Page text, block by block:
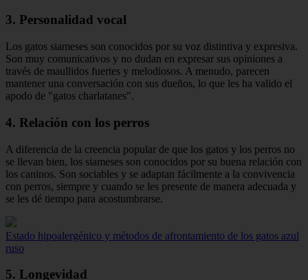
3. Personalidad vocal
Los gatos siameses son conocidos por su voz distintiva y expresiva.
Son muy comunicativos y no dudan en expresar sus opiniones a
través de maullidos fuertes y melodiosos. A menudo, parecen
mantener una conversación con sus dueños, lo que les ha valido el
apodo de "gatos charlatanes".
4. Relación con los perros
A diferencia de la creencia popular de que los gatos y los perros no
se llevan bien, los siameses son conocidos por su buena relación con
los caninos. Son sociables y se adaptan fácilmente a la convivencia
con perros, siempre y cuando se les presente de manera adecuada y
se les dé tiempo para acostumbrarse.
Estado hipoalergénico y métodos de afrontamiento de los gatos azul
ruso
5. Longevidad